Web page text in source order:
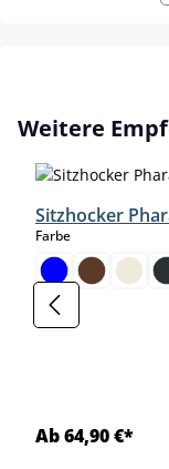
Produktgalerie
Weitere
Sitzhocker
Farbeauswählen
Ab 64,90 €*